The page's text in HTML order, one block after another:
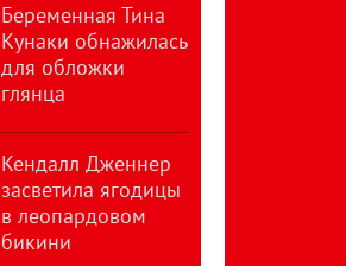
Беременная Тина
Кунаки обнажилась
для обложки
глянца
Кендалл Дженнер
засветила ягодицы
в леопардовом
бикини